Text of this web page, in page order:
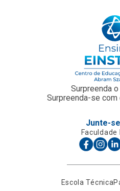
Surpreenda
Surpreenda-se com
Junte-
Faculdade
Escola Técnica